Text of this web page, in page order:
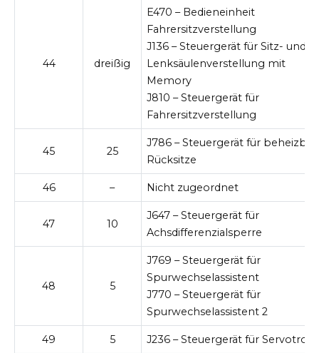
44 dreißig
E470 – Bedieneinheit
Fahrersitzverstellung
J136 – Steuergerät für Sitz- und
Lenksäulenverstellung mit
Memory
J810 – Steuergerät für
Fahrersitzverstellung
45 25
J786 – Steuergerät für
Rücksitze
46 – Nicht zugeordnet
47 10
J647 – Steuergerät für
Achsdifferenzialsperre
48 5
J769 – Steuergerät für
Spurwechselassistent
J770 – Steuergerät für
Spurwechselassistent 2
49 5 J236 – Steuergerät für